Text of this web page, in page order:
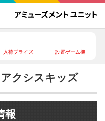
入荷プライズ 設置ゲーム機
クシスキッズ
報